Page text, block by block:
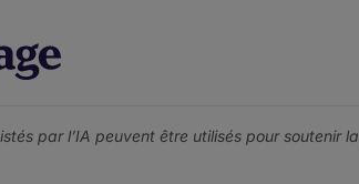
par l’IA peuvent être utilisés pour